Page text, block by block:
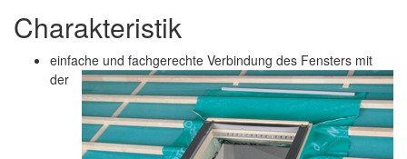
Charakteristik
einfache und fachgerechte Verbindung des Fensters mit
der